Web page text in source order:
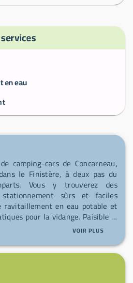
en eau
camping-cars de Concarneau,
le Finistère, à deux pas du
Vous y trouverez des
stationnement sûrs et faciles
ravitaillement en eau potable et
pour la vidange. Paisible le
c'est une base parfaite pour
VOIR PLUS